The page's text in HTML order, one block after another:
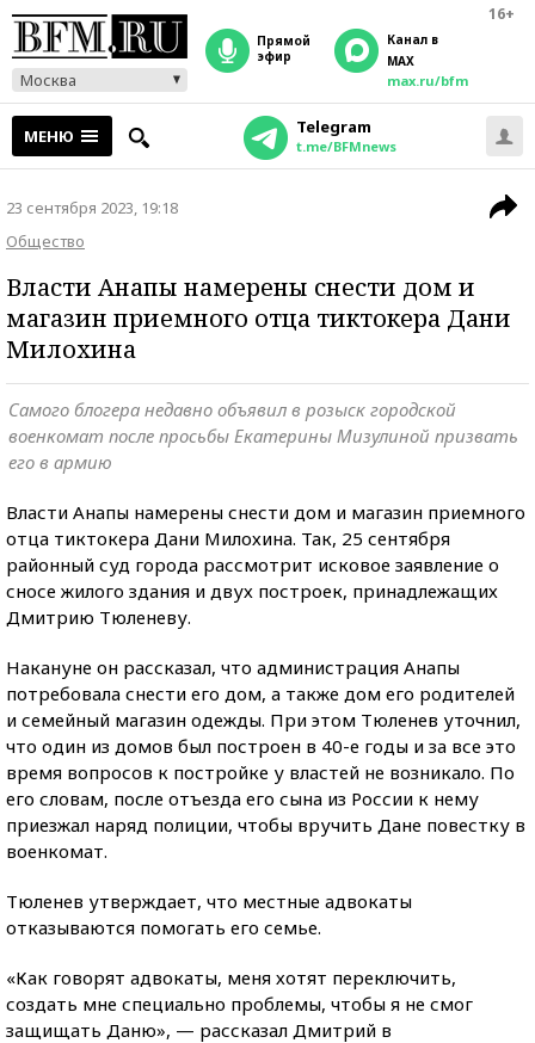
16+
Москва
прямой
эфир
Канал в
MAX
max.ru/bfm
МЕНЮ Telegram
t.me/BFMnews
23 сентября 2023, 19:18
Общество
Власти Анапы намерены снести дом и
магазин приемного отца тиктокера Дани
Милохина
Самого блогера недавно объявил в розыск городской
военкомат после просьбы Екатерины Мизулиной призвать
его в армию
Власти Анапы намерены снести дом и магазин приемного
отца тиктокера Дани Милохина. Так, 25 сентября
районный суд города рассмотрит исковое заявление о
сносе жилого здания и двух построек, принадлежащих
Дмитрию Тюленеву.
Накануне он рассказал, что администрация Анапы
потребовала снести его дом, а также дом его родителей
и семейный магазин одежды. При этом Тюленев уточнил,
что один из домов был построен в 40-е годы и за все это
время вопросов к постройке у властей не возникало. По
его словам, после отъезда его сына из России к нему
приезжал наряд полиции, чтобы вручить Дане повестку в
военкомат.
Тюленев утверждает, что местные адвокаты
отказываются помогать его семье.
«Как говорят адвокаты, меня хотят переключить,
создать мне специально проблемы, чтобы я не смог
защищать Даню», — рассказал Дмитрий в